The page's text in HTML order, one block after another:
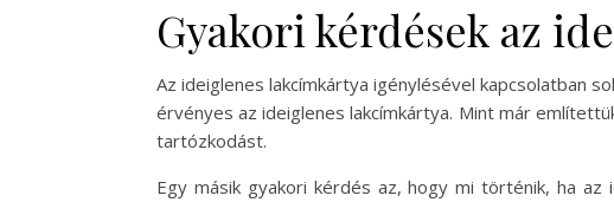
Gyakori kérdések az
Az ideiglenes lakcímkártya igénylésével kapcsolatban
érvényes az ideiglenes lakcímkártya. Mint már
tartózkodást.
Egy másik gyakori kérdés az, hogy mi történik, ha